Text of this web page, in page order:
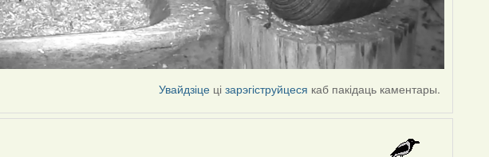
Увайдзіце цізарэгіструйцеся каб пакідаць каментары.